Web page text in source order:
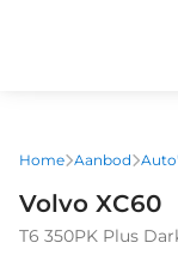
gaan
Home Aanbod
Volvo XC60
T6 350PK Plus